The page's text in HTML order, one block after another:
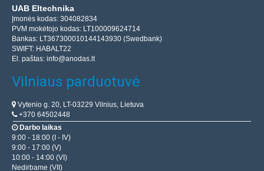
UAB Eltechnika
Įmonės kodas: 304082834
PVM mokėtojo kodas: LT100009624714
Bankas: LT367300010144143930 (Swedbank)
SWIFT: HABALT22
El. paštas: info@anodas.lt
Vilniaus parduotuvė
Vytenio g. 20, LT-03229 Vilnius, Lietuva
+370 64502448
Darbo laikas
9:00 - 18:00 (I - IV)
9:00 - 17:00 (V)
10:00 - 14:00 (VI)
Nedirbame (VII)